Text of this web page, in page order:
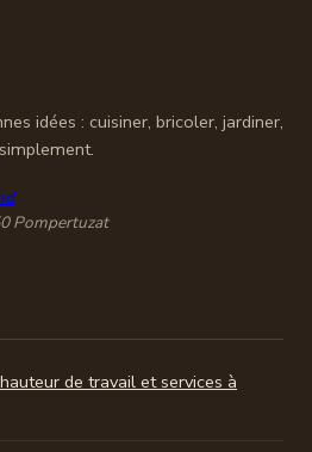
idées : cuisiner, bricoler, jardiner,
Pompertuzat
de travail et services à